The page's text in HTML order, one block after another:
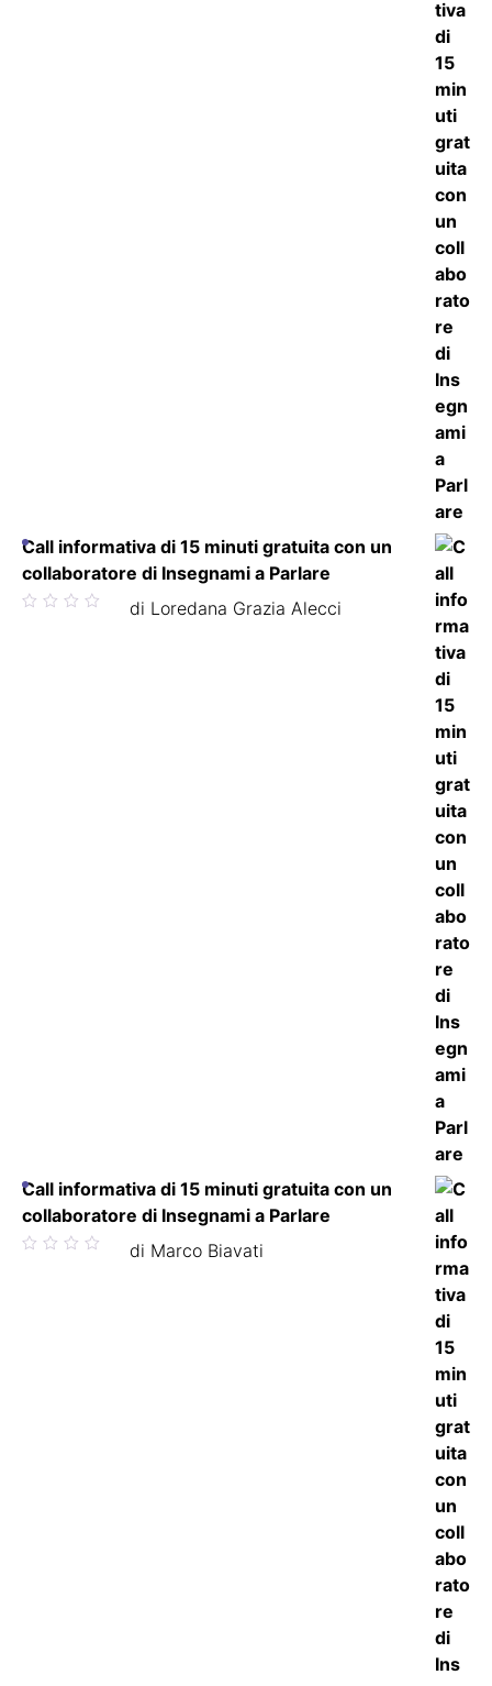
Call informativa di 15 minuti gratuita con un
collaboratore di Insegnami a Parlare
Valutato di Loredana Grazia Alecci
Call informativa di 15 minuti gratuita con un
collaboratore di Insegnami a Parlare
Valutato di Marco Biavati